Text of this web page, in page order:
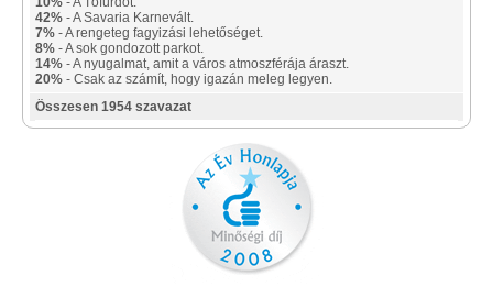
42% - A Savaria Karnevált.
7% - A rengeteg fagyizási lehetőséget.
8% - A sok gondozott parkot.
14% - A nyugalmat, amit a város atmoszférája áraszt.
20% - Csak az számít, hogy igazán meleg legyen.
Összesen 1954 szavazat